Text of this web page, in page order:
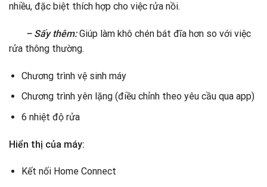
nhiều, đặc biệt thích hợp cho việc rửa nồi.
– Sấy thêm:Giúp làm khô chén bát đĩa hơn so với việc
rửa thông thường.
Chương trình vệ sinh máy
Chương trình yên lặng (điều chỉnh theo yêu cầu qua app)
6 nhiệt độ rửa
Hiển thị của máy:
Kết nối Home Connect